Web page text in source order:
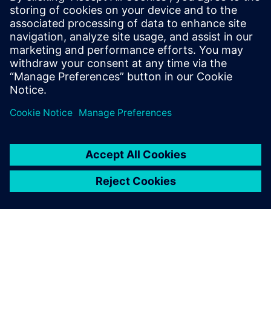
for 3D Printers
MCSW is a Runtime Software Framework to orchestrate the
execution of a 3D print job on a 3D printing system
Докладніше